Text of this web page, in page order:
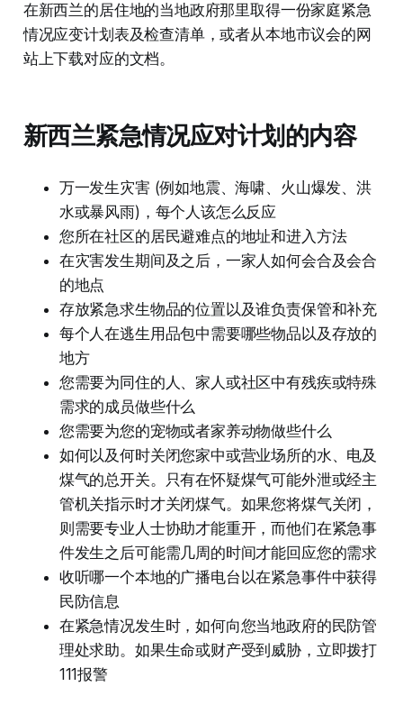
在新西兰的居住地的当地政府那里取得一份家庭紧急
情况应变计划表及检查清单，或者从本地市议会的网
站上下载对应的文档。
新西兰紧急情况应对计划的内容
万一发生灾害 (例如地震、海啸、火山爆发、洪
水或暴风雨)，每个人该怎么反应
您所在社区的居民避难点的地址和进入方法
在灾害发生期间及之后，一家人如何会合及会合
的地点
存放紧急求生物品的位置以及谁负责保管和补充
每个人在逃生用品包中需要哪些物品以及存放的
地方
您需要为同住的人、家人或社区中有残疾或特殊
需求的成员做些什么
您需要为您的宠物或者家养动物做些什么
如何以及何时关闭您家中或营业场所的水、电及
煤气的总开关。只有在怀疑煤气可能外泄或经主
管机关指示时才关闭煤气。如果您将煤气关闭，
则需要专业人士协助才能重开，而他们在紧急事
件发生之后可能需几周的时间才能回应您的需求
收听哪一个本地的广播电台以在紧急事件中获得
民防信息
在紧急情况发生时，如何向您当地政府的民防管
理处求助。如果生命或财产受到威胁，立即拨打
111报警